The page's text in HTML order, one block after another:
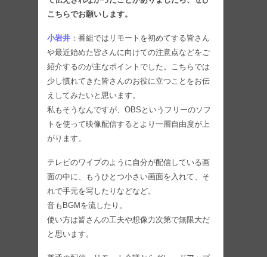
こちらでお願いします。
小岩井 ：番組ではリモートを初めてする皆さん
や最近始めた皆さんに向けての注意点などをご
紹介するのが主なポイントでした。こちらでは
少し慣れてきた皆さんのお役に立つことをお伝
えしてみたいと思います。
私もそうなんですが、OBSというフリーのソフ
トを使って映像配信するとより一層自由度が上
がります。
テレビのワイプのように自分が配信している画
面の中に、もうひとつ小さい画面を入れて、そ
れで手元を写したりなどなど。
音もBGMを流したり。
使い方は皆さんの工夫や想像力次第で無限大だ
と思います。